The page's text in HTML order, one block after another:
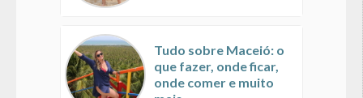
Tudo sobre Maceió: o
que fazer, onde ficar,
onde comer e muito